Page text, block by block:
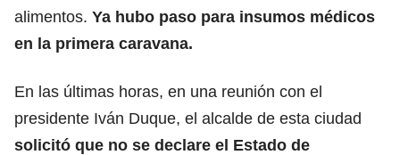
alimentos. Ya hubo paso para insumos médicos
en la primera caravana.
En las últimas horas, en una reunión con el
presidente Iván Duque, el alcalde de esta ciudad
solicitó que no se declare el Estado de